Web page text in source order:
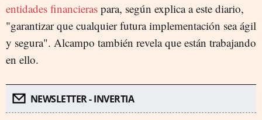
entidades financieras para, según explica a este diario,
"garantizar que cualquier futura implementación sea ágil
y segura". Alcampo también revela que están trabajando
en ello.
NEWSLETTER - INVERTIA